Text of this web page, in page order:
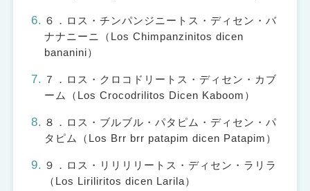
６．ロス・チンパンジニートス・ディセン・バ
ナナニーニ（Los Chimpanzinitos dicen
bananini）
７．ロス・クロコドリートス・ディセン・カブ
ーム（Los Crocodrilitos Dicen Kaboom）
８．ロス・ブルブル・パタピム・ディセン・パ
タピム（Los Brr brr patapim dicen Patapim）
９．ロス・リリリリートス・ディセン・ラリラ
（Los Liriliritos dicen Larila）